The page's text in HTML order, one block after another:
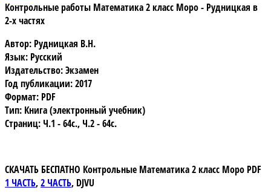
Контрольные работы Математика 2 класс Моро - Рудницкая в
2-х частях
Автор: Рудницкая В.Н.
Язык: Русский
Издательство: Экзамен
Год публикации: 2017
Формат: PDF
Тип: Книга (электронный учебник)
Страниц: Ч.1 - 64с., Ч.2 - 64с.
СКАЧАТЬ БЕСПАТНО Контрольные Математика 2 класс Моро PDF
1 ЧАСТЬ,2 ЧАСТЬ, DJVU